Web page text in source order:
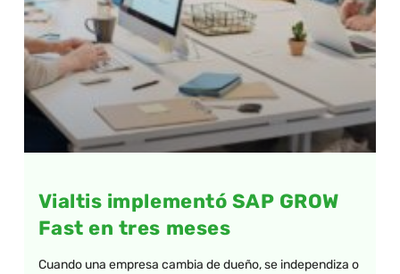
Vialtis implementó SAP GROW
Fast en tres meses
Cuando una empresa cambia de dueño, se independiza o